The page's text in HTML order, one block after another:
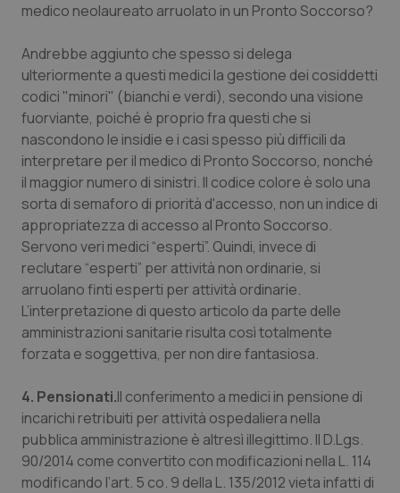
medico neolaureato arruolato in un Pronto Soccorso?
Andrebbe aggiunto che spesso si delega
ulteriormente a questi medici la gestione dei cosiddetti
codici "minori" (bianchi e verdi), secondo una visione
fuorviante, poiché è proprio fra questi che si
nascondono le insidie e i casi spesso più difficili da
interpretare per il medico di Pronto Soccorso, nonché
il maggior numero di sinistri. Il codice colore è solo una
sorta di semaforo di priorità d'accesso, non un indice di
appropriatezza di accesso al Pronto Soccorso.
Servono veri medici “esperti”. Quindi, invece di
reclutare “esperti” per attività non ordinarie, si
arruolano finti esperti per attività ordinarie.
L’interpretazione di questo articolo da parte delle
amministrazioni sanitarie risulta così totalmente
forzata e soggettiva, per non dire fantasiosa.
4. Pensionati.Il conferimento a medici in pensione di
incarichi retribuiti per attività ospedaliera nella
pubblica amministrazione è altresì illegittimo. Il D.Lgs.
90/2014 come convertito con modificazioni nella L. 114
modificando l’art. 5 co. 9 della L. 135/2012 vieta infatti di